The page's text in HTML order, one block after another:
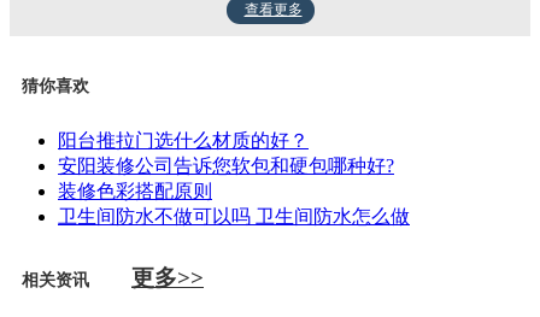
查看更多
猜你喜欢
阳台推拉门选什么材质的好？
安阳装修公司告诉您软包和硬包哪种好?
装修色彩搭配原则
卫生间防水不做可以吗 卫生间防水怎么做
相关资讯 更多>>